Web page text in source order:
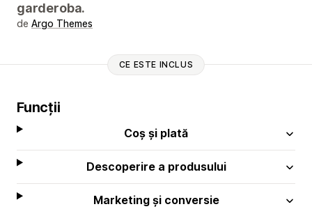
garderoba.
de Argo Themes
CE ESTE INCLUS
Funcții
Coș și plată
Descoperire a produsului
Marketing și conversie